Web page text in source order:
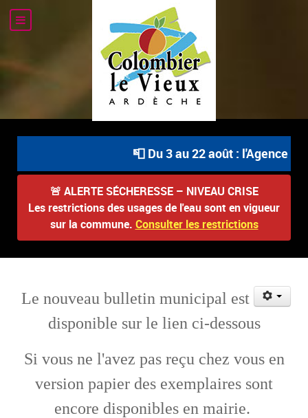
📮 Du 3 au 22 août : l'Agence
🚨 ALERTE SÉCHERESSE – NIVEAU CRISE
Les restrictions des usages de l'eau sont en vigueur
sur la commune. Consulter les restrictions
Le nouveau bulletin municipal est
disponible sur le lien ci-dessous
Si vous ne l'avez pas reçu chez vous en
version papier des exemplaires sont
encore disponibles en mairie.